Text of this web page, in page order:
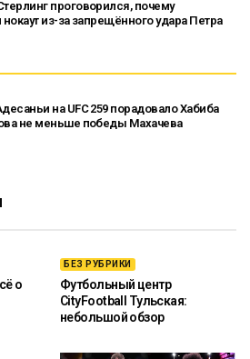
проговорился, почему
из-за запрещённого удара Петра
на UFC 259 порадовало Хабиба
не меньше победы Махачева
о
БЕЗ РУБРИКИ
Футбольный центр
CityFootball Тульская:
небольшой обзор